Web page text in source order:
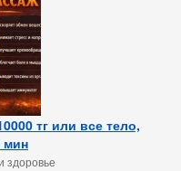
тг или все тело,
мин
здоровье